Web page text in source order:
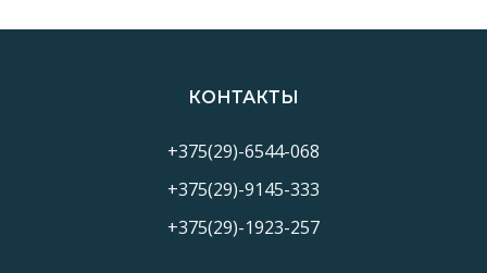
КОНТАКТЫ
+375(29)-6544-068
+375(29)-9145-333
+375(29)-1923-257